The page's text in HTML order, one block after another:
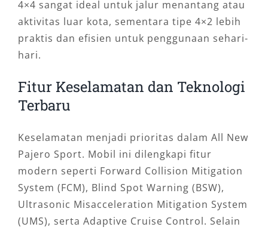
4×4 sangat ideal untuk jalur menantang atau
aktivitas luar kota, sementara tipe 4×2 lebih
praktis dan efisien untuk penggunaan sehari-
hari.
Fitur Keselamatan dan Teknologi
Terbaru
Keselamatan menjadi prioritas dalam All New
Pajero Sport. Mobil ini dilengkapi fitur
modern seperti Forward Collision Mitigation
System (FCM), Blind Spot Warning (BSW),
Ultrasonic Misacceleration Mitigation System
(UMS), serta Adaptive Cruise Control. Selain